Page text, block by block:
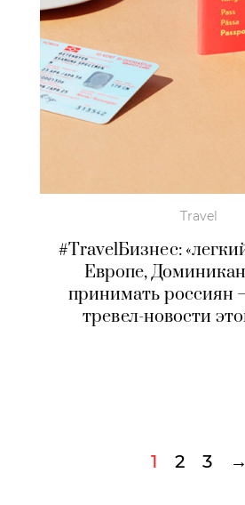
Travel
#TravelБизнес:
Европе,
принимать россиян
тревел-новости
1 2 3 →